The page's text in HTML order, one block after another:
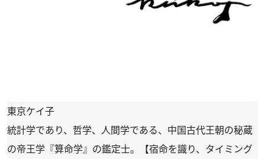
東京ケイ子
統計学であり、哲学、人間学である、中国古代王朝の秘蔵
の帝王学『算命学』の鑑定士。【宿命を識り、タイミング